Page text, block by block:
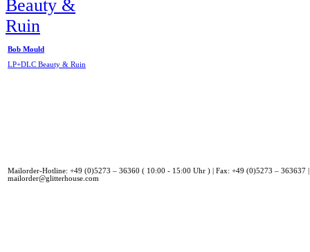
Bob Mould
LP+DLC Beauty & Ruin
Mailorder-Hotline: +49 (0)5273 – 36360 ( 10:00 - 15:00 Uhr ) | Fax: +49 (0)5273 – 363637
mailorder@glitterhouse.com